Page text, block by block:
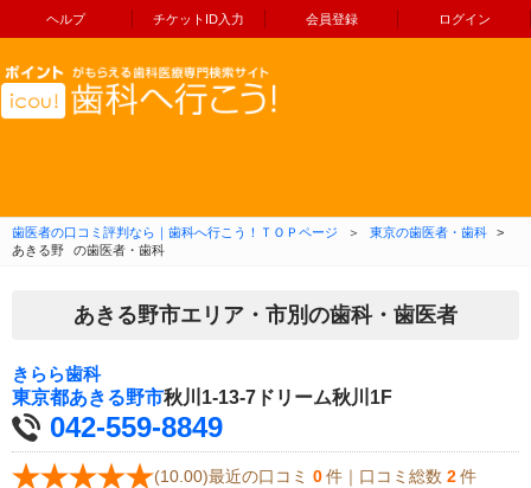
ヘルプ チケットID入力 会員登録 ログイン
コンテンツへ移動
歯医者の口コミ評判なら｜歯科へ行こう！ＴＯＰページ ＞ 東京の歯医者・歯科
>
あきる野
の歯医者・歯科
あきる野市エリア・市別の歯科・歯医者
きらら歯科
東京都あきる野市秋川1-13-7ドリーム秋川1F
042-559-8849
(10.00)最近の口コミ 0 件｜口コミ総数 2 件